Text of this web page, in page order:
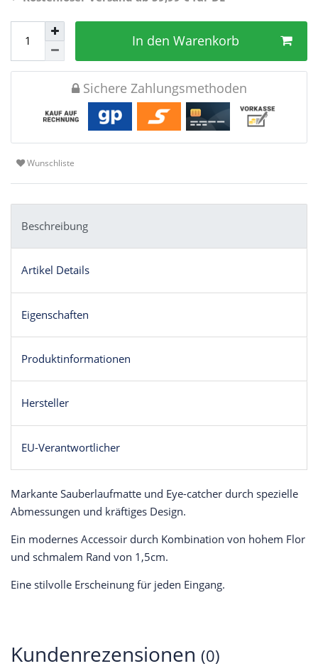
In den Warenkorb
Sichere Zahlungsmethoden
Wunschliste
Beschreibung
Artikel Details
Eigenschaften
Produktinformationen
Hersteller
EU-Verantwortlicher
Markante Sauberlaufmatte und Eye-catcher durch spezielle
Abmessungen und kräftiges Design.
Ein modernes Accessoir durch Kombination von hohem Flor
und schmalem Rand von 1,5cm.
Eine stilvolle Erscheinung für jeden Eingang.
Kundenrezensionen (0)